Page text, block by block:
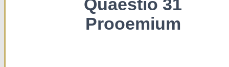
Quaestio 31
Prooemium